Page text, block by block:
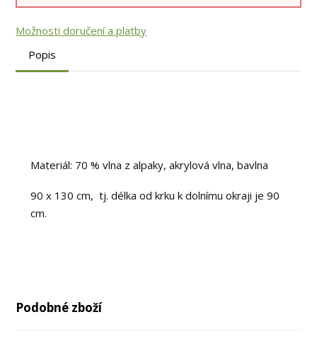
Možnosti doručení a platby
Popis
Materiál: 70 % vlna z alpaky, akrylová vlna, bavlna
90 x 130 cm, tj. délka od krku k dolnímu okraji je 90
cm.
Podobné zboží